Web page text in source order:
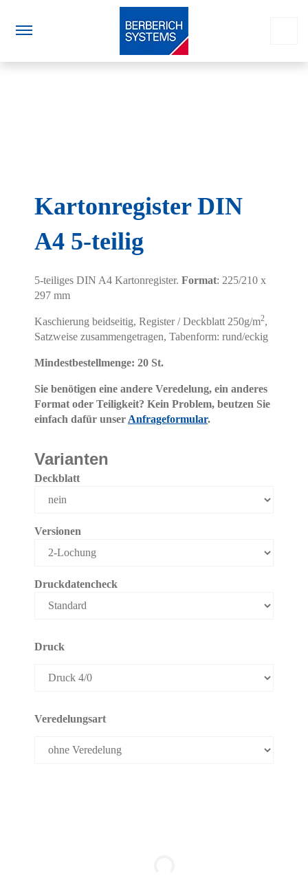
Kartonregister DIN
A4 5-teilig
5-teiliges DIN A4 Kartonregister. Format: 225/210 x
297 mm
Kaschierung beidseitig, Register / Deckblatt 250g/m2,
Satzweise zusammengetragen, Tabenform: rund/eckig
Mindestbestellmenge: 20 St.
Sie benötigen eine andere Veredelung, ein anderes
Format oder Teiligkeit? Kein Problem, beutzen Sie
einfach dafür unser Anfrageformular.
Varianten
Deckblatt
Versionen
Druckdatencheck
Druck
Veredelungsart